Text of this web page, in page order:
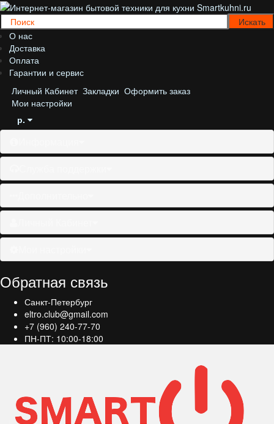
О нас
Доставка
Оплата
Гарантии и сервис
Личный Кабинет Закладки Оформить заказ
Мои настройки
р.
Обратная связь
Санкт-Петербург
eltro.club@gmail.com
+7 (960) 240-77-70
ПН-ПТ: 10:00-18:00